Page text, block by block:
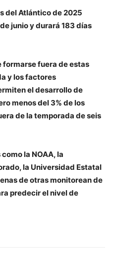
del Atlántico de 2025
junio y durará 183 días
fuera de estas
y los factores
el desarrollo de
menos del 3% de los
de la temporada de seis
la NOAA, la
la Universidad Estatal
de otras monitorean de
predecir el nivel de